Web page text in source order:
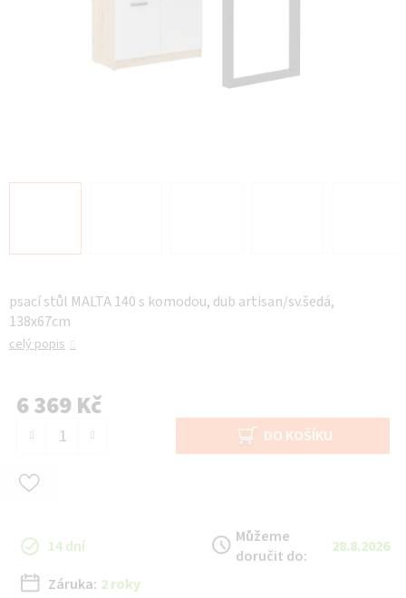
psací stůl MALTA 140 s komodou, dub artisan/sv.šedá,
138x67cm
celý popis
6 369 Kč
DO KOŠÍKU
14 dní
Můžeme
doručit do:
28.8.2026
Záruka: 2 roky